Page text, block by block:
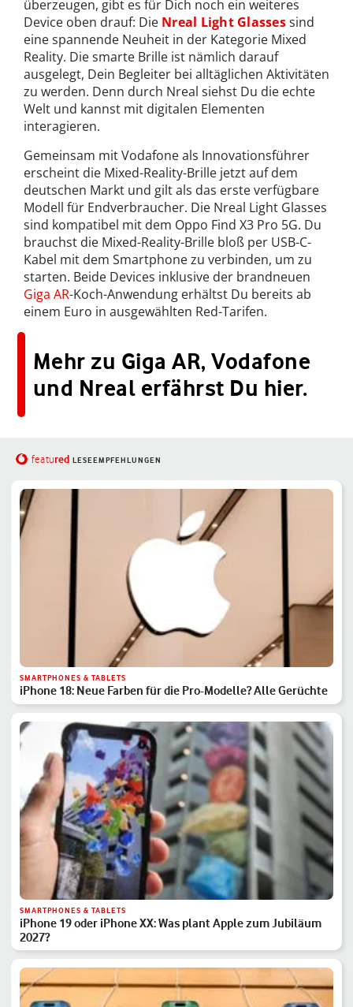
überzeugen, gibt es für Dich noch ein weiteres
Device oben drauf: Die Nreal Light Glassessind
eine spannende Neuheit in der Kategorie Mixed
Reality. Die smarte Brille ist nämlich darauf
ausgelegt, Dein Begleiter bei alltäglichen Aktivitäten
zu werden. Denn durch Nreal siehst Du die echte
Welt und kannst mit digitalen Elementen
interagieren.
Gemeinsam mit Vodafone als Innovationsführer
erscheint die Mixed-Reality-Brille jetzt auf dem
deutschen Markt und gilt als das erste verfügbare
Modell für Endverbraucher. Die Nreal Light Glasses
sind kompatibel mit dem Oppo Find X3 Pro 5G. Du
brauchst die Mixed-Reality-Brille bloß per USB-C-
Kabel mit dem Smartphone zu verbinden, um zu
starten. Beide Devices inklusive der brandneuen
Giga AR-Koch-Anwendung erhältst Du bereits ab
einem Euro in ausgewählten Red-Tarifen.
Mehr zu Giga AR, Vodafone
und Nreal erfährst Du hier.
featured LESEEMPFEHLUNGEN
SMARTPHONES & TABLETS
iPhone 18: Neue Farben für die Pro-Modelle? Alle Gerüchte
SMARTPHONES & TABLETS
iPhone 19 oder iPhone XX: Was plant Apple zum Jubiläum
2027?